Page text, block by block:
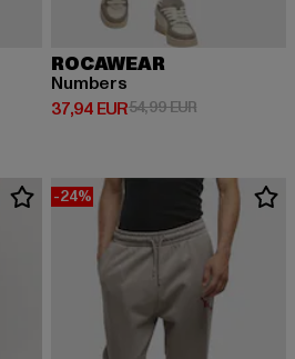
54,99 EUR
ROCAWEAR
Numbers
37,94 EUR
Derzeitiger Preis: 37,94 EUR
54,99 EURAktionspreis:
-24%